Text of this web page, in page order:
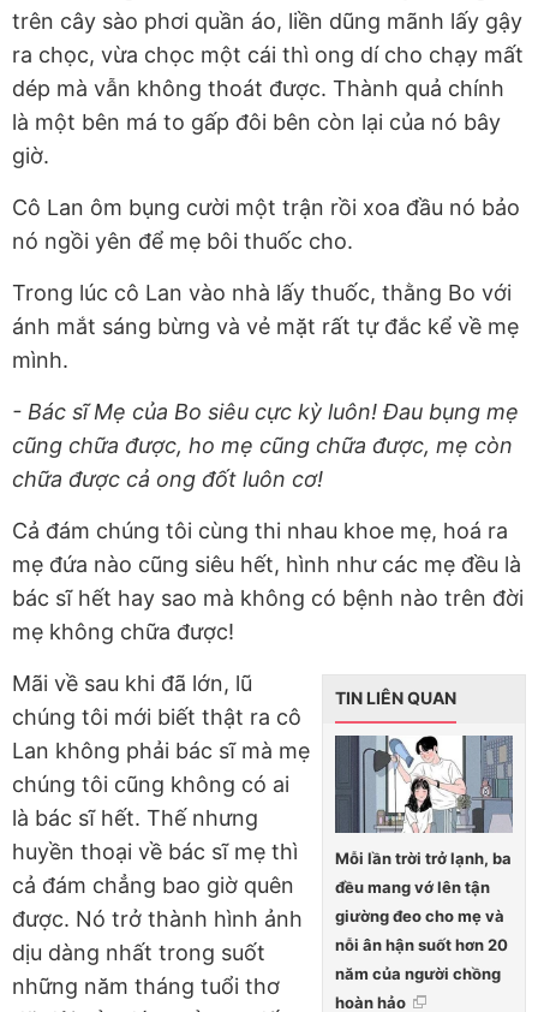
trên cây sào phơi quần áo, liền dũng mãnh lấy gậy
ra chọc, vừa chọc một cái thì ong dí cho chạy mất
dép mà vẫn không thoát được. Thành quả chính
là một bên má to gấp đôi bên còn lại của nó bây
giờ.
Cô Lan ôm bụng cười một trận rồi xoa đầu nó bảo
nó ngồi yên để mẹ bôi thuốc cho.
Trong lúc cô Lan vào nhà lấy thuốc, thằng Bo với
ánh mắt sáng bừng và vẻ mặt rất tự đắc kể về mẹ
mình.
- Bác sĩ Mẹ của Bo siêu cực kỳ luôn! Đau bụng mẹ
cũng chữa được, ho mẹ cũng chữa được, mẹ còn
chữa được cả ong đốt luôn cơ!
Cả đám chúng tôi cùng thi nhau khoe mẹ, hoá ra
mẹ đứa nào cũng siêu hết, hình như các mẹ đều là
bác sĩ hết hay sao mà không có bệnh nào trên đời
mẹ không chữa được!
TIN LIÊN QUAN
Mỗi lần trời trở lạnh, ba
đều mang vớ lên tận
giường đeo cho mẹ và
nỗi ân hận suốt hơn 20
năm của người chồng
hoàn hảo
Mãi về sau khi đã lớn, lũ
chúng tôi mới biết thật ra cô
Lan không phải bác sĩ mà mẹ
chúng tôi cũng không có ai
là bác sĩ hết. Thế nhưng
huyền thoại về bác sĩ mẹ thì
cả đám chẳng bao giờ quên
được. Nó trở thành hình ảnh
dịu dàng nhất trong suốt
những năm tháng tuổi thơ